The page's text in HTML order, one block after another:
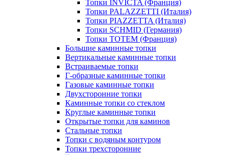
Топки INVICTA (Франция)
Топки PALAZZETTI (Италия)
Топки PIAZZETTA (Италия)
Топки SCHMID (Германия)
Топки TOTEM (Франция)
Большие каминные топки
Вертикальные каминные топки
Встраиваемые топки
Г-образные каминные топки
Газовые каминные топки
Двухсторонние топки
Каминные топки со стеклом
Круглые каминные топки
Открытые топки для каминов
Стальные топки
Топки с водяным контуром
Топки трехсторонние